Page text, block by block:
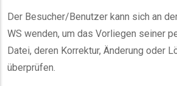
Der Besucher/Benutzer kann sich an
WS wenden, um das Vorliegen seiner
Datei, deren Korrektur, Änderung oder
überprüfen.